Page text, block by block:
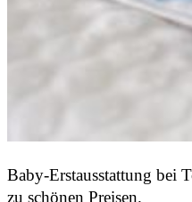
Baby-Erstausstattung bei
zu schönen Preisen.